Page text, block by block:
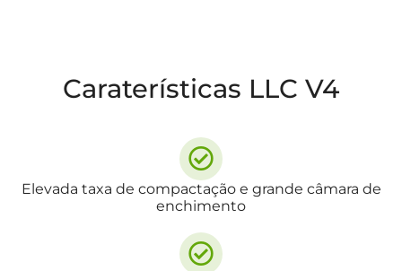
Caraterísticas LLC V4
Elevada taxa de compactação e grande câmara de
enchimento